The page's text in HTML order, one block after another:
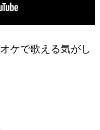
ケで歌える気がし